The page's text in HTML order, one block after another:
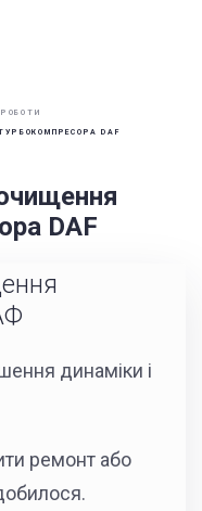
DAF
DAF
динаміки і
ремонт або